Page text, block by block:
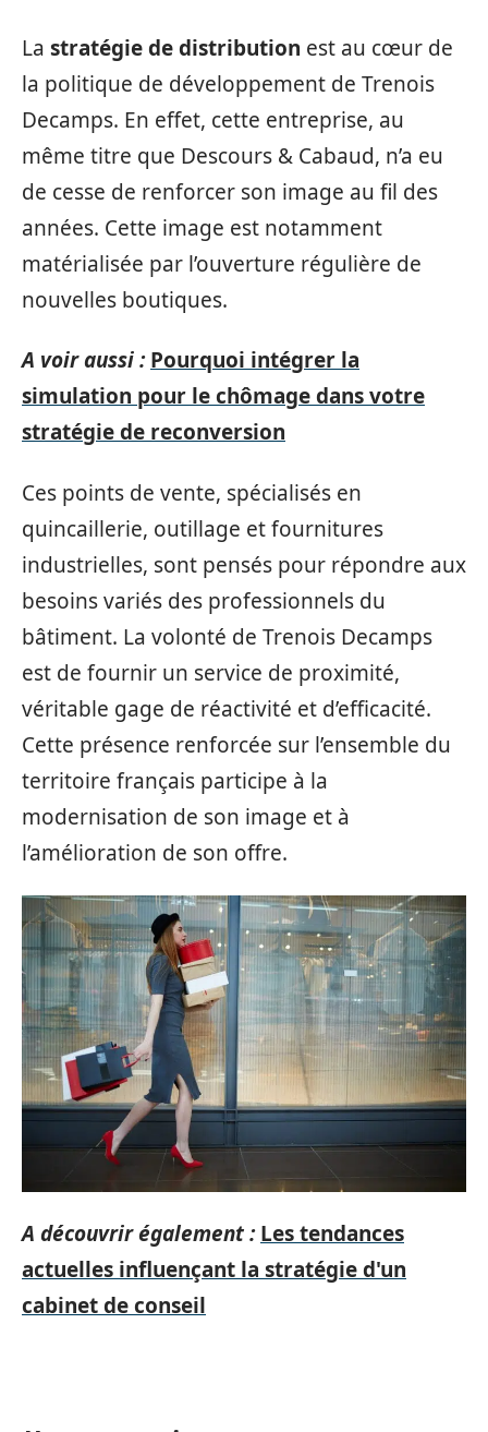
La stratégie de distribution est au cœur de
la politique de développement de Trenois
Decamps. En effet, cette entreprise, au
même titre que Descours & Cabaud, n’a eu
de cesse de renforcer son image au fil des
années. Cette image est notamment
matérialisée par l’ouverture régulière de
nouvelles boutiques.
A voir aussi : Pourquoi intégrer la
simulation pour le chômage dans votre
stratégie de reconversion
Ces points de vente, spécialisés en
quincaillerie, outillage et fournitures
industrielles, sont pensés pour répondre aux
besoins variés des professionnels du
bâtiment. La volonté de Trenois Decamps
est de fournir un service de proximité,
véritable gage de réactivité et d’efficacité.
Cette présence renforcée sur l’ensemble du
territoire français participe à la
modernisation de son image et à
l’amélioration de son offre.
A découvrir également : Les tendances
actuelles influençant la stratégie d'un
cabinet de conseil